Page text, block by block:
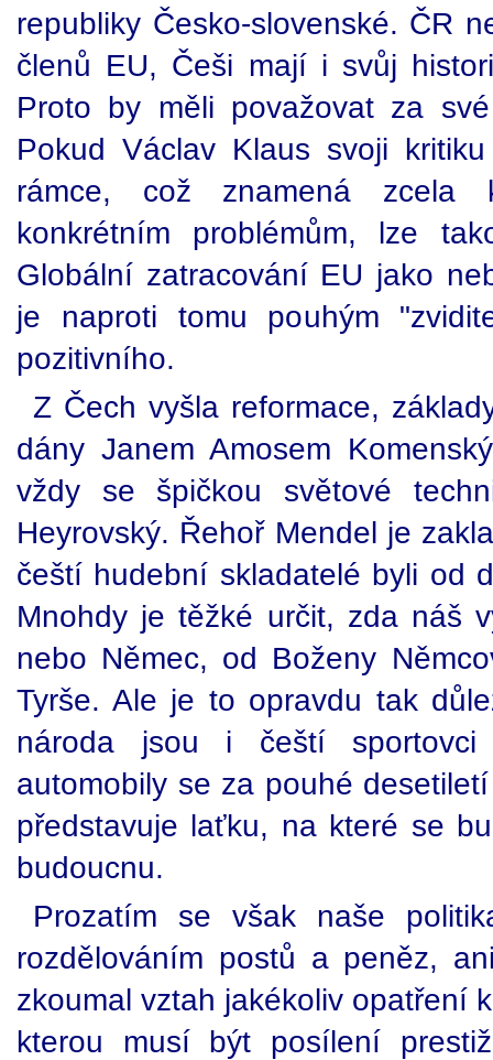
republiky Česko-slovenské. ČR
členů EU, Češi mají i svůj
Proto by měli považovat za
Pokud Václav Klaus svoji
rámce, což znamená zcela
konkrétním problémům, lze
Globální zatracování EU jako
je naproti tomu pouhým
pozitivního.
Z Čech vyšla reformace,
dány Janem Amosem
vždy se špičkou světové
Heyrovský. Řehoř Mendel je
čeští hudební skladatelé byli od
Mnohdy je těžké určit, zda náš
nebo Němec, od Boženy
Tyrše. Ale je to opravdu tak
národa jsou i čeští sportovci
automobily se za pouhé
představuje laťku, na které se
budoucnu.
Prozatím se však naše
rozdělováním postů a peněz,
zkoumal vztah jakékoliv opatření
kterou musí být posílení